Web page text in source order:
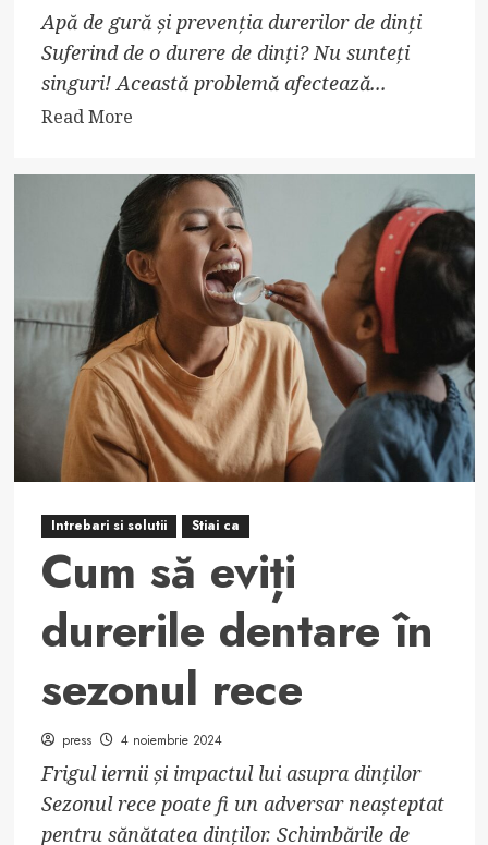
Apă de gură și prevenția durerilor de dinți
Suferind de o durere de dinți? Nu sunteți
singuri! Această problemă afectează...
Read MoreRead
about
Efectul
clătirii
cu
apă
de
gură
în
prevenirea
durerilor
de
dinți
Intrebari si solutii Stiai ca
Cum să eviți
durerile dentare în
sezonul rece
press 4 noiembrie 2024
Frigul iernii și impactul lui asupra dinților
Sezonul rece poate fi un adversar neașteptat
pentru sănătatea dinților. Schimbările de